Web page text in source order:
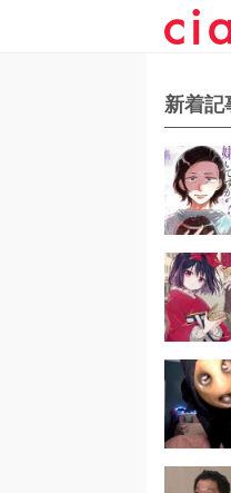
新着記